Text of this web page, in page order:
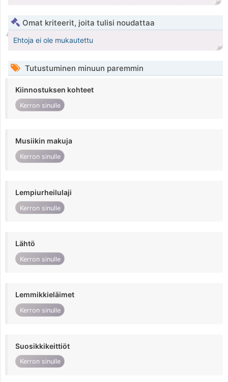
Omat kriteerit, joita tulisi noudattaa
Ehtoja ei ole mukautettu
Tutustuminen minuun paremmin
Kiinnostuksen kohteet
Kerron sinulle
Musiikin makuja
Kerron sinulle
Lempiurheilulaji
Kerron sinulle
Lähtö
Kerron sinulle
Lemmikkieläimet
Kerron sinulle
Suosikkikeittiöt
Kerron sinulle